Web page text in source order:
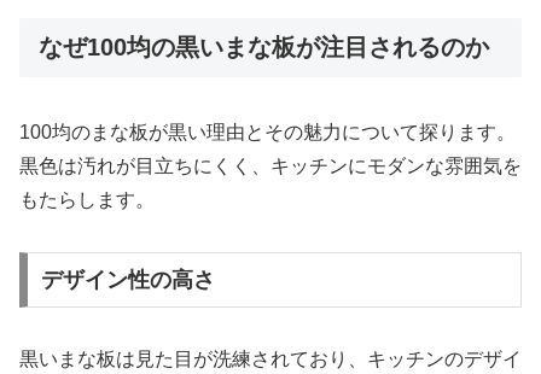
なぜ100均の黒いまな板が注目されるのか
100均のまな板が黒い理由とその魅力について探ります。
黒色は汚れが目立ちにくく、キッチンにモダンな雰囲気を
もたらします。
デザイン性の高さ
黒いまな板は見た目が洗練されており、キッチンのデザイ